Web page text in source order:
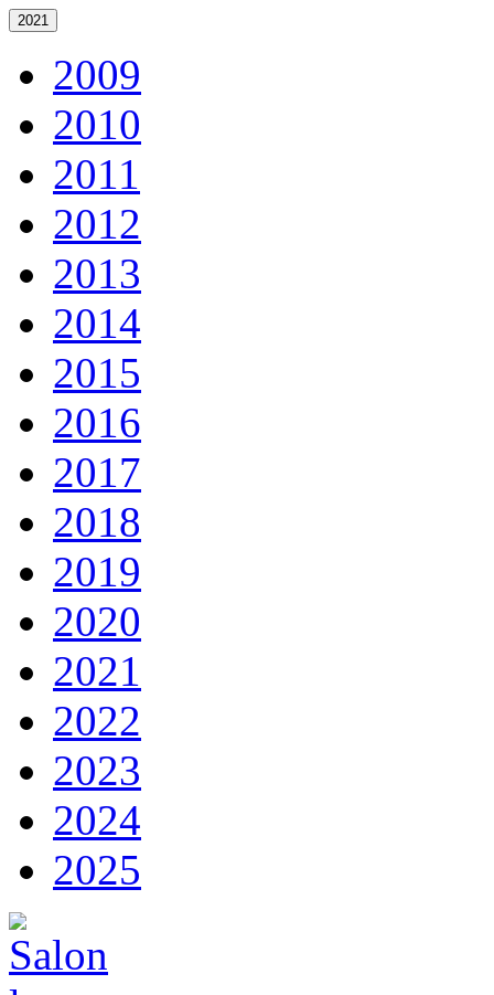
2021
2009
2010
2011
2012
2013
2014
2015
2016
2017
2018
2019
2020
2021
2022
2023
2024
2025